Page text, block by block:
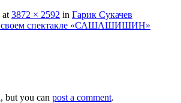
at 3872 × 2592 in Гарик Сукачев
своем спектакле «САШАШИШИН»
but you can post a comment.